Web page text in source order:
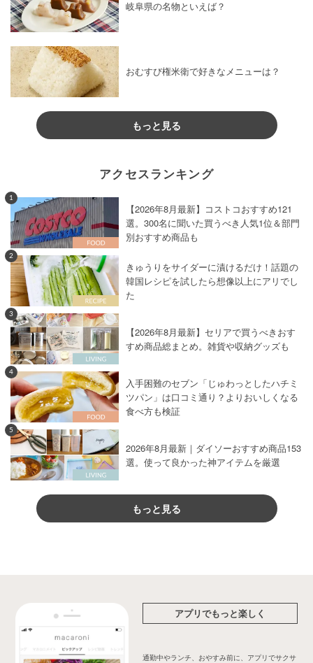
岐阜県の名物といえば？
おむすび権米衛で好きなメニューは？
もっと見る
アクセスランキング
1
【2026年8月最新】コストコおすすめ121
選。300名に聞いた買うべき人気1位＆部門
別おすすめ商品も
2
きゅうりをサイダーに漬けるだけ！話題の
韓国レシピを試したら想像以上にアリでし
た
3
【2026年8月最新】セリアで買うべきおす
すめ商品総まとめ。雑貨や収納グッズも
4
入手困難のセブン「じゅわっとしたハチミ
ツパン」は口コミ通り？よりおいしくなる
食べ方も検証
5
2026年8月最新｜ダイソーおすすめ商品153
選。使って良かった神アイテムを厳選
もっと見る
アプリでもっと楽しく
通勤中やランチ、おやすみ前に、アプリでサクサ